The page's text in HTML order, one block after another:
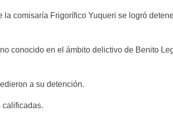
comisaría Frigorífico Yuqueri se logró
conocido en el ámbito delictivo de Benito
a su detención.
calificadas.